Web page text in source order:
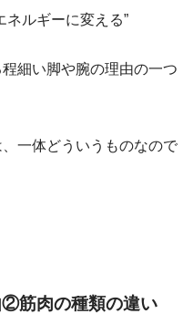
ネルギーに変える”
細い脚や腕の理由の一つ
一体どういうものなので
筋肉の種類の違い